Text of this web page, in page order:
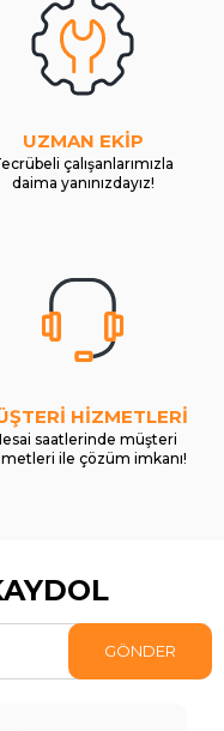
UZMAN EKİP
çalışanlarımızla
daima yanınızdayız!
HİZMETLERİ
saatlerinde müşteri
ile çözüm imkanı!
GÖNDER